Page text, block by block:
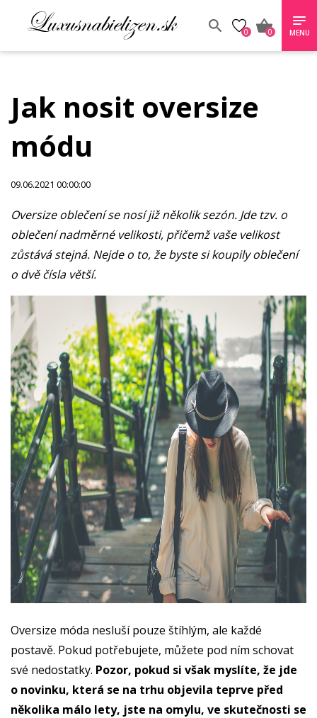
0 0 MENU
Jak nosit oversize
módu
09.06.2021 00:00:00
Oversize oblečení se nosí již několik sezón. Jde tzv. o
oblečení nadměrné velikosti, přičemž vaše velikost
zůstává stejná. Nejde o to, že byste si koupily oblečení
o dvě čísla větší.
Oversize móda nesluší pouze štíhlým, ale každé
postavě. Pokud potřebujete, můžete pod ním schovat
své nedostatky. Pozor, pokud si však myslíte, že jde
o novinku, která se na trhu objevila teprve před
několika málo lety, jste na omylu, ve skutečnosti se